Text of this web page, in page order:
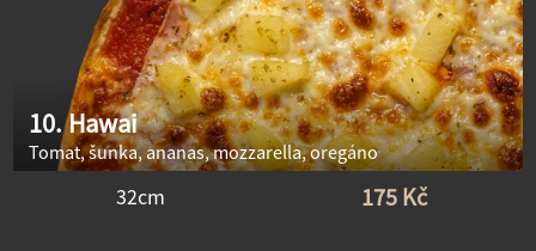
10. Hawai
Tomat, šunka, ananas, mozzarella, oregáno
32cm 175 Kč